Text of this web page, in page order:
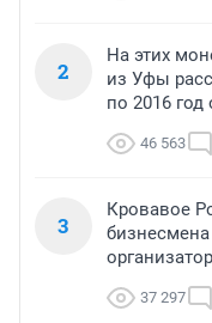
2
На этих
из Уфы
по 2016
46 563
3
Кровавое
37 297